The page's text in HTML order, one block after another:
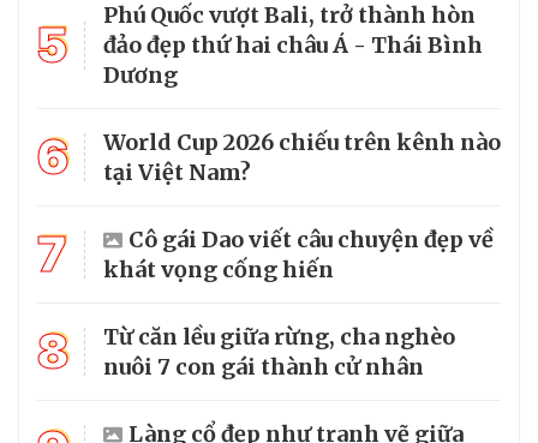
5
Phú Quốc vượt Bali, trở thành hòn
đảo đẹp thứ hai châu Á - Thái Bình
Dương
6
World Cup 2026 chiếu trên kênh nào
tại Việt Nam?
7
Cô gái Dao viết câu chuyện đẹp về
khát vọng cống hiến
8
Từ căn lều giữa rừng, cha nghèo
nuôi 7 con gái thành cử nhân
Làng cổ đẹp như tranh vẽ giữa